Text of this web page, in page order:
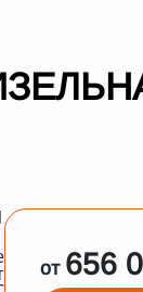
от 656